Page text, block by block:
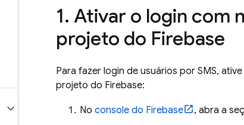
Ativar o login com
projeto do Firebase
Para fazer login de usuários por SMS,
projeto do Firebase:
No console do Firebase , abra a